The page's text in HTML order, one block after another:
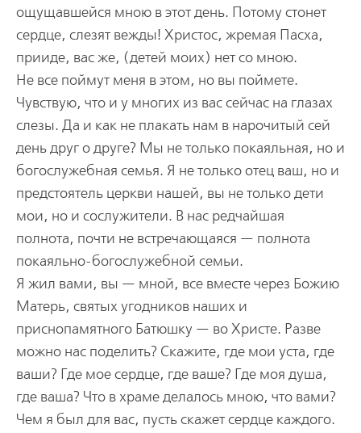
ощущавшейся мною в этот день. Потому стонет
сердце, слезят вежды! Христос, жремая Пасха,
прииде, вас же, (детей моих) нет со мною.
Не все поймут меня в этом, но вы поймете.
Чувствую, что и у многих из вас сейчас на глазах
слезы. Да и как не плакать нам в нарочитый сей
день друг о друге? Мы не только покаяльная, но и
богослужебная семья. Я не только отец ваш, но и
предстоятель церкви нашей, вы не только дети
мои, но и сослужители. В нас редчайшая
полнота, почти не встречающаяся — полнота
покаяльно-богослужебной семьи.
Я жил вами, вы — мной, все вместе через Божию
Матерь, святых угодников наших и
приснопамятного Батюшку — во Христе. Разве
можно нас поделить? Скажите, где мои уста, где
ваши? Где мое сердце, где ваше? Где моя душа,
где ваша? Что в храме делалось мною, что вами?
Чем я был для вас, пусть скажет сердце каждого.